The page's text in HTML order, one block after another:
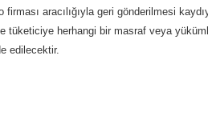
aracılığıyla geri gönderilmesi
tüketiciye herhangi bir masraf veya
edilecektir.